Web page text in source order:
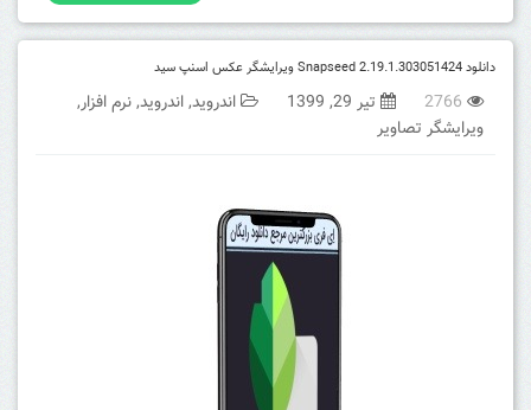
دانلود Snapseed 2.19.1.303051424 ویرایشگر عکس اسنپ سید
2766 تیر 29, 1399 اندروید,اندروید,نرم افزار,
ویرایشگر تصاویر